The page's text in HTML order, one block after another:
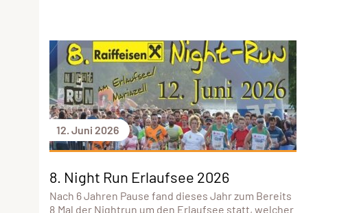
12. Juni 2026
8. Night Run Erlaufsee 2026
Nach 6 Jahren Pause fand dieses Jahr zum Bereits
8.Mal der Nightrun um den Erlaufsee statt, welcher